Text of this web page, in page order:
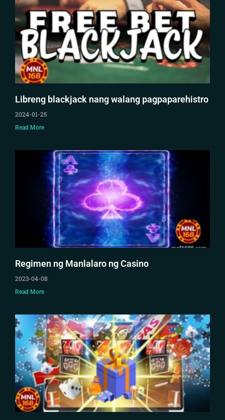
Libreng blackjack nang walang pagpaparehistro
2024-01-25
Read More
Regimen ng Manlalaro ng Casino
2023-04-08
Read More